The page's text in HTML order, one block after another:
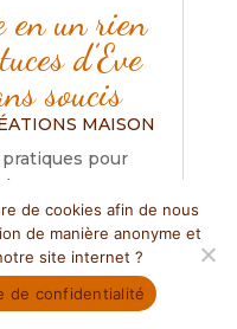
en un rien
d’Eve
soucis
MAISON
pour
une
de la
des portes et le
aussi à
en ligne pour
de cookies afin de nous
de manière anonyme et
site internet ?
de confidentialité